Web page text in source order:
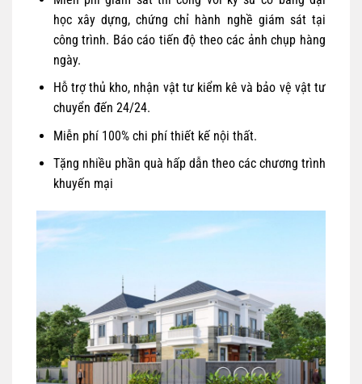
học xây dựng, chứng chỉ hành nghề giám sát tại
công trình. Báo cáo tiến độ theo các ảnh chụp hàng
ngày.
Hỗ trợ thủ kho, nhận vật tư kiểm kê và bảo vệ vật tư
chuyển đến 24/24.
Miễn phí 100% chi phí thiết kế nội thất.
Tặng nhiều phần quà hấp dẫn theo các chương trình
khuyến mại